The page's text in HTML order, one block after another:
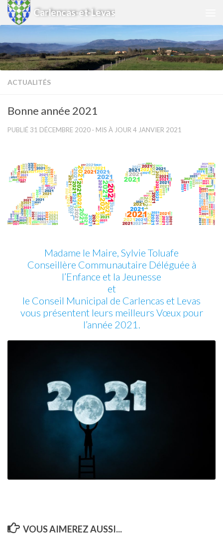
Skip to content
Carlencas-et-Levas
ACTUALITÉS
Bonne année 2021
PUBLIÉ 31 DÉCEMBRE 2020 · MIS À JOUR 4 JANVIER 2021
Madame le Maire, Sylvie Toluafe
Conseillère Communautaire Déléguée à
l’Enfance et la Jeunesse
et
le Conseil Municipal de Carlencas et Levas
vous présentent leurs meilleurs Vœux pour
l’année 2021.
VOUS AIMEREZ AUSSI...